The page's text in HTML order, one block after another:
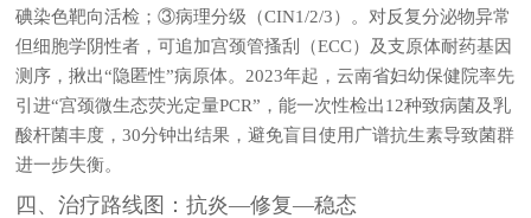
碘染色靶向活检；③病理分级（CIN1/2/3）。对反复分泌物异常
但细胞学阴性者，可追加宫颈管搔刮（ECC）及支原体耐药基因
测序，揪出“隐匿性”病原体。2023年起，云南省妇幼保健院率先
引进“宫颈微生态荧光定量PCR”，能一次性检出12种致病菌及乳
酸杆菌丰度，30分钟出结果，避免盲目使用广谱抗生素导致菌群
进一步失衡。
四、治疗路线图：抗炎—修复—稳态